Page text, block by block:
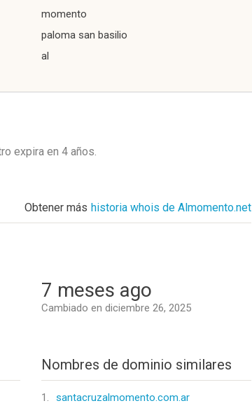
momento
paloma san basilio
al
expira en 4 años.
Obtener más historia whois de Almomento.net
7 meses ago
Cambiado en diciembre 26, 2025
Nombres de dominio similares
1. santacruzalmomento.com.ar